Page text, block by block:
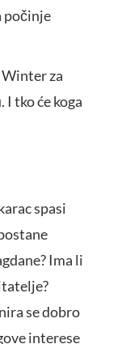
počinje
za
I tko će koga
spasi
Ima li
se dobro
interese